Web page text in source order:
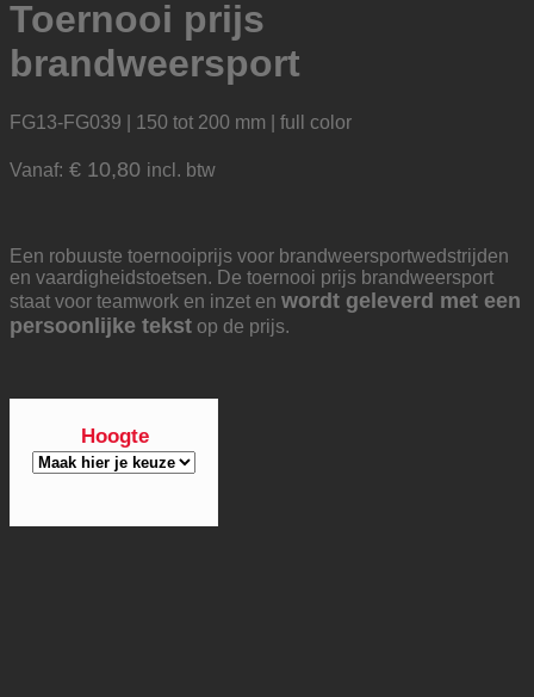
Toernooi prijs
brandweersport
FG13-FG039 | 150 tot 200 mm | full color
Vanaf: € 10,80 incl. btw
Een robuuste toernooiprijs voor brandweersportwedstrijden
en vaardigheidstoetsen. De toernooi prijs brandweersport
staat voor teamwork en inzet en wordt geleverd met een
persoonlijke tekst op de prijs.
Hoogte